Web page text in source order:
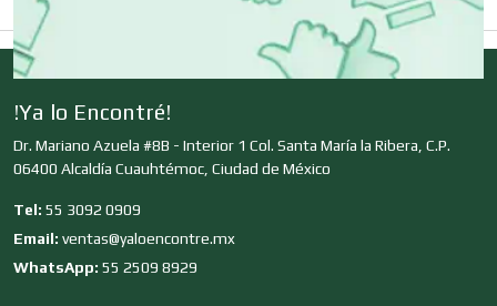
Clubes Deportivos
Cocinas Integrales
Combustibles y Lubricantes
!Ya lo Encontré!
Dr. Mariano Azuela #8B - Interior 1 Col. Santa María la Ribera, C.P.
06400 Alcaldía Cuauhtémoc, Ciudad de México
Tel: 55 3092 0909
Email: ventas@yaloencontre.mx
WhatsApp: 55 2509 8929